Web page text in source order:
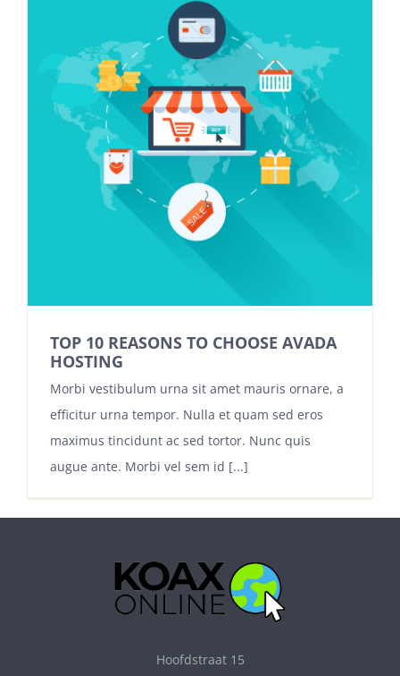
TOP 10 REASONS TO CHOOSE AVADA
HOSTING
Morbi vestibulum urna sit amet mauris ornare, a
efficitur urna tempor. Nulla et quam sed eros
maximus tincidunt ac sed tortor. Nunc quis
augue ante. Morbi vel sem id [...]
Hoofdstraat 15